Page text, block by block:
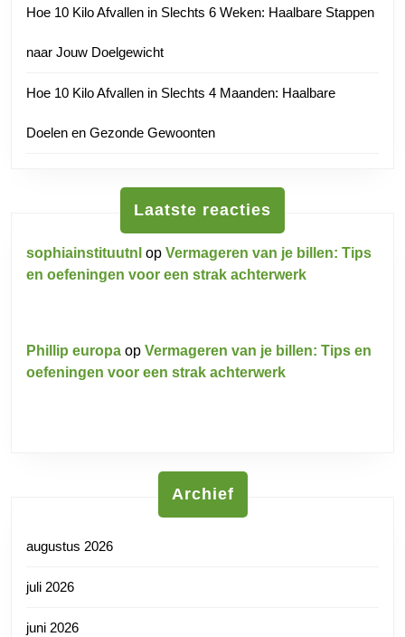
Hoe 10 Kilo Afvallen in Slechts 6 Weken: Haalbare Stappen
naar Jouw Doelgewicht
Hoe 10 Kilo Afvallen in Slechts 4 Maanden: Haalbare
Doelen en Gezonde Gewoonten
Laatste reacties
sophiainstituutnl op Vermageren van je billen: Tips
en oefeningen voor een strak achterwerk
Phillip europa op Vermageren van je billen: Tips en
oefeningen voor een strak achterwerk
Archief
augustus 2026
juli 2026
juni 2026